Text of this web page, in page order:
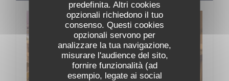
predefinita. Altri cookies
opzionali richiedono il tuo
consenso. Questi cookies
opzionali servono per
analizzare la tua navigazione,
misurare l'audience del sito,
fornire funzionalità (ad
esempio, legate ai social